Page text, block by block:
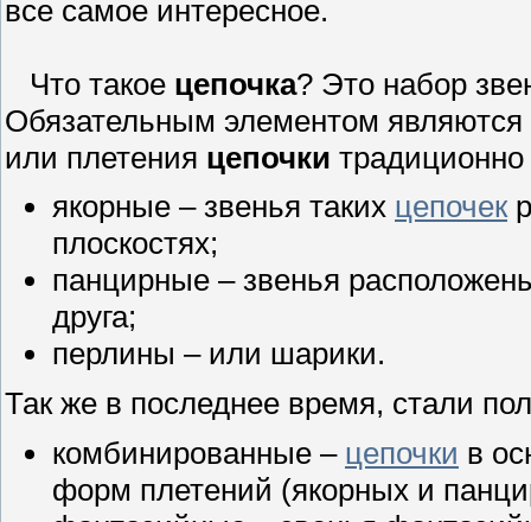
все самое интересное.
Что такое цепочка? Это набор
Обязательным элементом являются
или плетения цепочки
якорные – звенья таких цепочек
плоскостях;
панцирные – звенья
друга;
перлины – или шарики.
Так же в последнее время, стали
комбинированные – цепочки в
форм плетений (якорных и